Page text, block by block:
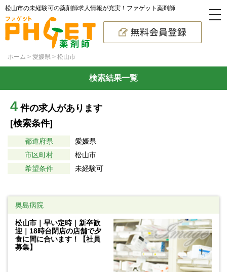
松山市の未経験可の薬剤師求人情報が充実！ファゲット薬剤師
ホーム 愛媛県 松山市
検索結果一覧
4 件の求人があります
[検索条件]
都道府県
愛媛県
市区町村
松山市
希望条件
未経験可
奥島病院
松山市｜早い定時｜新卒歓
迎｜18時台閉店の店舗で夕
食に間に合います！【社員
募集】